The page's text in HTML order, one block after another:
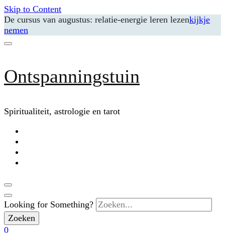
Skip to Content
De cursus van augustus: relatie-energie leren lezenkijkje
nemen
Ontspanningstuin
Spiritualiteit, astrologie en tarot
Looking for Something?
0